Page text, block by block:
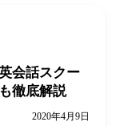
会話スクー
徹底解説
2020年4月9日